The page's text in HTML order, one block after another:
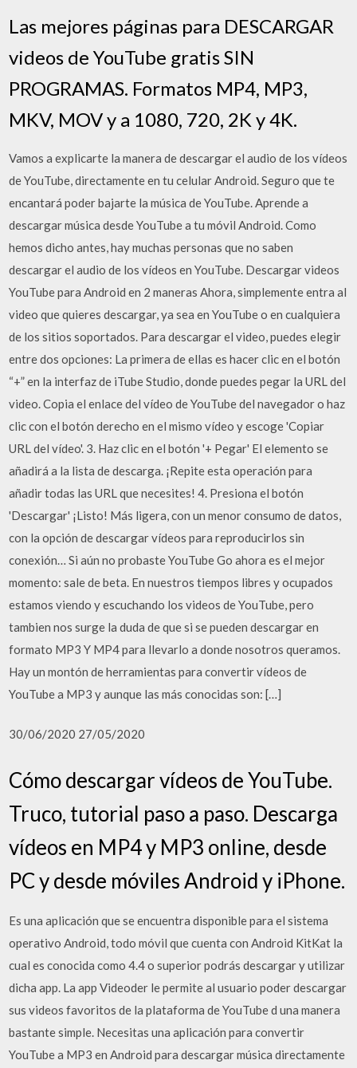
Las mejores páginas para DESCARGAR
videos de YouTube gratis SIN
PROGRAMAS. Formatos MP4, MP3,
MKV, MOV y a 1080, 720, 2K y 4K.
Vamos a explicarte la manera de descargar el audio de los vídeos
de YouTube, directamente en tu celular Android. Seguro que te
encantará poder bajarte la música de YouTube. Aprende a
descargar música desde YouTube a tu móvil Android. Como
hemos dicho antes, hay muchas personas que no saben
descargar el audio de los vídeos en YouTube. Descargar videos
YouTube para Android en 2 maneras Ahora, simplemente entra al
video que quieres descargar, ya sea en YouTube o en cualquiera
de los sitios soportados. Para descargar el video, puedes elegir
entre dos opciones: La primera de ellas es hacer clic en el botón
“+” en la interfaz de iTube Studio, donde puedes pegar la URL del
video. Copia el enlace del vídeo de YouTube del navegador o haz
clic con el botón derecho en el mismo vídeo y escoge 'Copiar
URL del vídeo'. 3. Haz clic en el botón '+ Pegar' El elemento se
añadirá a la lista de descarga. ¡Repite esta operación para
añadir todas las URL que necesites! 4. Presiona el botón
'Descargar' ¡Listo! Más ligera, con un menor consumo de datos,
con la opción de descargar vídeos para reproducirlos sin
conexión… Si aún no probaste YouTube Go ahora es el mejor
momento: sale de beta. En nuestros tiempos libres y ocupados
estamos viendo y escuchando los videos de YouTube, pero
tambien nos surge la duda de que si se pueden descargar en
formato MP3 Y MP4 para llevarlo a donde nosotros queramos.
Hay un montón de herramientas para convertir vídeos de
YouTube a MP3 y aunque las más conocidas son: […]
30/06/2020 27/05/2020
Cómo descargar vídeos de YouTube.
Truco, tutorial paso a paso. Descarga
vídeos en MP4 y MP3 online, desde
PC y desde móviles Android y iPhone.
Es una aplicación que se encuentra disponible para el sistema
operativo Android, todo móvil que cuenta con Android KitKat la
cual es conocida como 4.4 o superior podrás descargar y utilizar
dicha app. La app Videoder le permite al usuario poder descargar
sus videos favoritos de la plataforma de YouTube d una manera
bastante simple. Necesitas una aplicación para convertir
YouTube a MP3 en Android para descargar música directamente